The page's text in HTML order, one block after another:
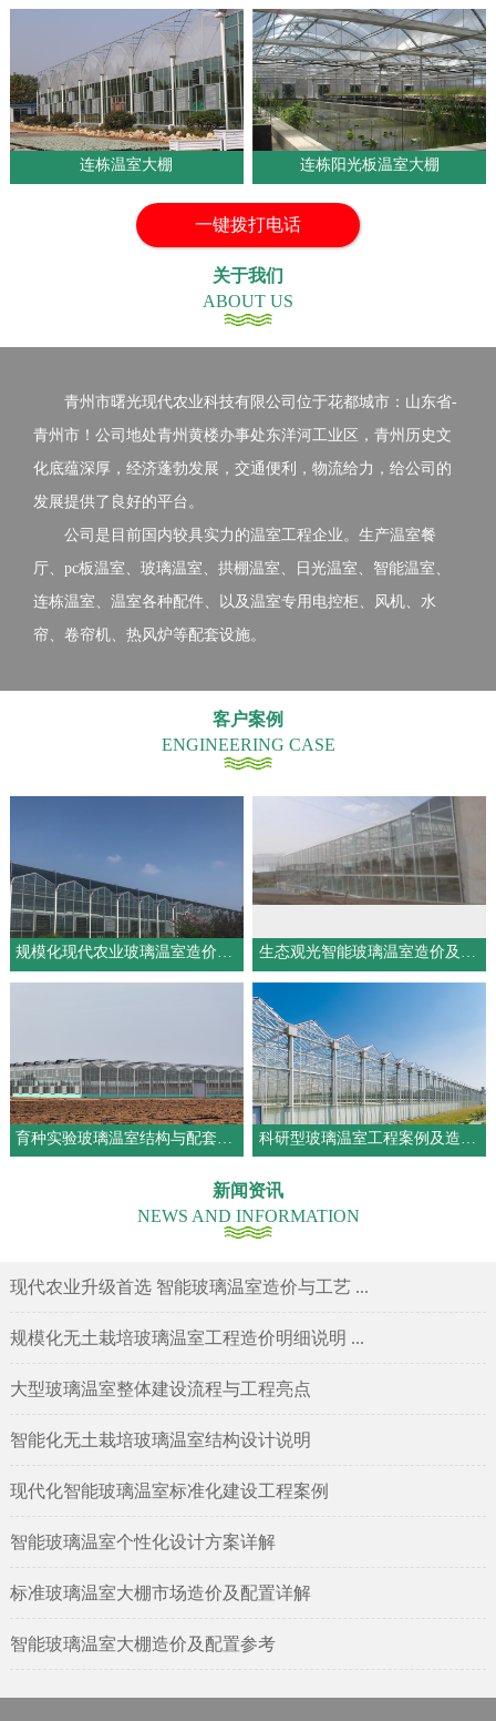
连栋温室大棚 连栋阳光板温室大棚
一键拨打电话
关于我们
ABOUT US
青州市曙光现代农业科技有限公司位于花都城市：山东省-
青州市！公司地处青州黄楼办事处东洋河工业区，青州历史文
化底蕴深厚，经济蓬勃发展，交通便利，物流给力，给公司的
发展提供了良好的平台。
公司是目前国内较具实力的温室工程企业。生产温室餐
厅、pc板温室、玻璃温室、拱棚温室、日光温室、智能温室、
连栋温室、温室各种配件、以及温室专用电控柜、风机、水
帘、卷帘机、热风炉等配套设施。
客户案例
ENGINEERING CASE
规模化现代农业玻璃温室造价构成与工程优势解析 生态观光智能玻璃温室造价及配套配置详解
新闻资讯
NEWS AND INFORMATION
现代农业升级首选 智能玻璃温室造价与工艺 ...
规模化无土栽培玻璃温室工程造价明细说明 ...
大型玻璃温室整体建设流程与工程亮点
智能化无土栽培玻璃温室结构设计说明
现代化智能玻璃温室标准化建设工程案例
智能玻璃温室个性化设计方案详解
标准玻璃温室大棚市场造价及配置详解
智能玻璃温室大棚造价及配置参考